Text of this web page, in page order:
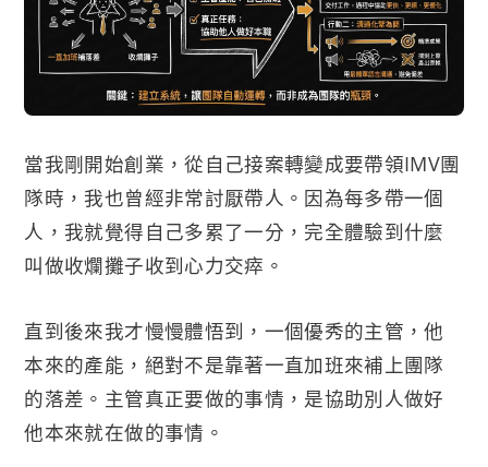
當我剛開始創業，從自己接案轉變成要帶領IMV團
隊時，我也曾經非常討厭帶人。因為每多帶一個
人，我就覺得自己多累了一分，完全體驗到什麼
叫做收爛攤子收到心力交瘁。
直到後來我才慢慢體悟到，一個優秀的主管，他
本來的產能，絕對不是靠著一直加班來補上團隊
的落差。主管真正要做的事情，是協助別人做好
他本來就在做的事情。